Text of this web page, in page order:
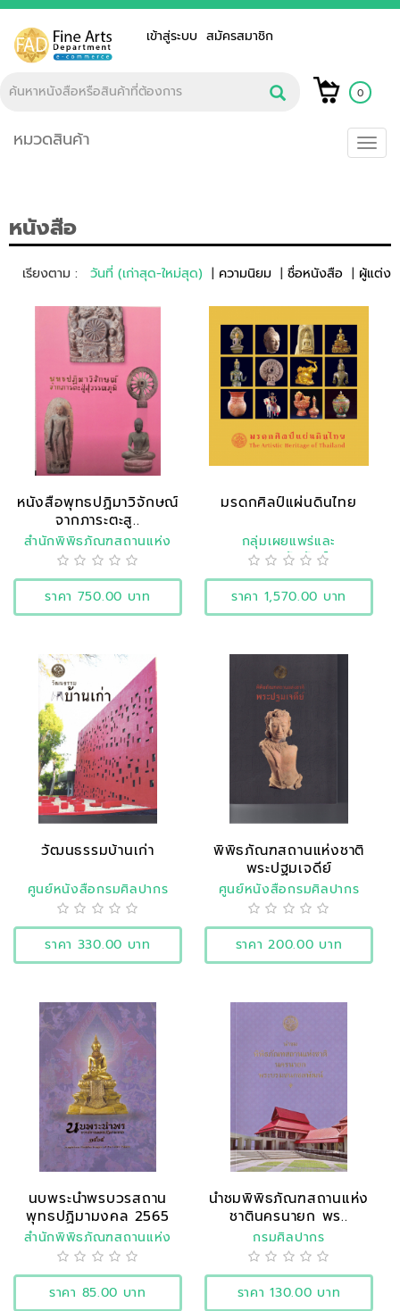
เข้าสู่ระบบสมัครสมาชิก
0
หมวดสินค้า
หนังสือ
เรียงตาม : วันที่ (เก่าสุด-ใหม่สุด) ความนิยม ชื่อหนังสือ ผู้แต่ง
หนังสือพุทธปฏิมาวิจักษณ์
จากภาระตะสู..
สำนักพิพิธภัณฑสถานแห่ง
ชาติ
ราคา 750.00 บาท
มรดกศิลป์แผ่นดินไทย
กลุ่มเผยแพร่และ
ประชาสัมพันธ์
ราคา 1,570.00 บาท
วัฒนธรรมบ้านเก่า
ศูนย์หนังสือกรมศิลปากร
ราคา 330.00 บาท
พิพิธภัณฑสถานแห่งชาติ
พระปฐมเจดีย์
ศูนย์หนังสือกรมศิลปากร
ราคา 200.00 บาท
นบพระนำพรบวรสถาน
พุทธปฏิมามงคล 2565
สำนักพิพิธภัณฑสถานแห่ง
ชาติ
ราคา 85.00 บาท
นำชมพิพิธภัณฑสถานแห่ง
ชาตินครนายก พร..
กรมศิลปากร
ราคา 130.00 บาท